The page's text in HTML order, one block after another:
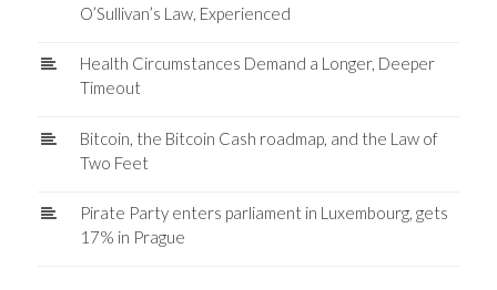
O’Sullivan’s Law, Experienced
Health Circumstances Demand a Longer, Deeper
Timeout
Bitcoin, the Bitcoin Cash roadmap, and the Law of
Two Feet
Pirate Party enters parliament in Luxembourg, gets
17% in Prague